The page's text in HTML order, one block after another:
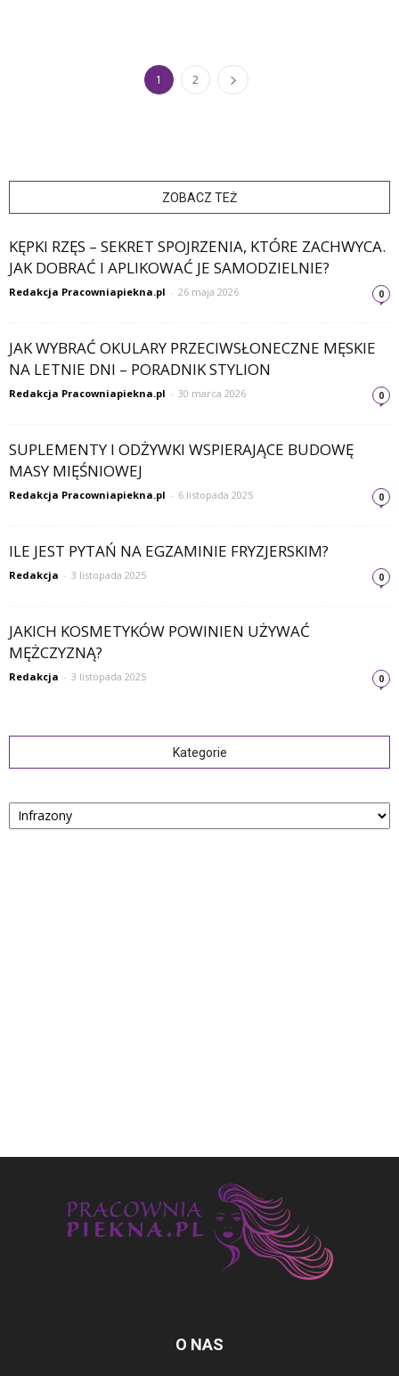
1 2
ZOBACZ TEŻ
KĘPKI RZĘS – SEKRET SPOJRZENIA, KTÓRE ZACHWYCA.
JAK DOBRAĆ I APLIKOWAĆ JE SAMODZIELNIE?
Redakcja Pracowniapiekna.pl - 26 maja 2026 0
JAK WYBRAĆ OKULARY PRZECIWSŁONECZNE MĘSKIE
NA LETNIE DNI – PORADNIK STYLION
Redakcja Pracowniapiekna.pl - 30 marca 2026 0
SUPLEMENTY I ODŻYWKI WSPIERAJĄCE BUDOWĘ
MASY MIĘŚNIOWEJ
Redakcja Pracowniapiekna.pl - 6 listopada 2025 0
ILE JEST PYTAŃ NA EGZAMINIE FRYZJERSKIM?
Redakcja - 3 listopada 2025 0
JAKICH KOSMETYKÓW POWINIEN UŻYWAĆ
MĘŻCZYZNĄ?
Redakcja - 3 listopada 2025 0
Kategorie
Kategorie
O NAS